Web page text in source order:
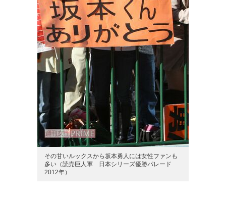
その甘いルックスから坂本勇人には女性ファンも
多い（読売巨人軍 日本シリーズ優勝パレード
2012年）